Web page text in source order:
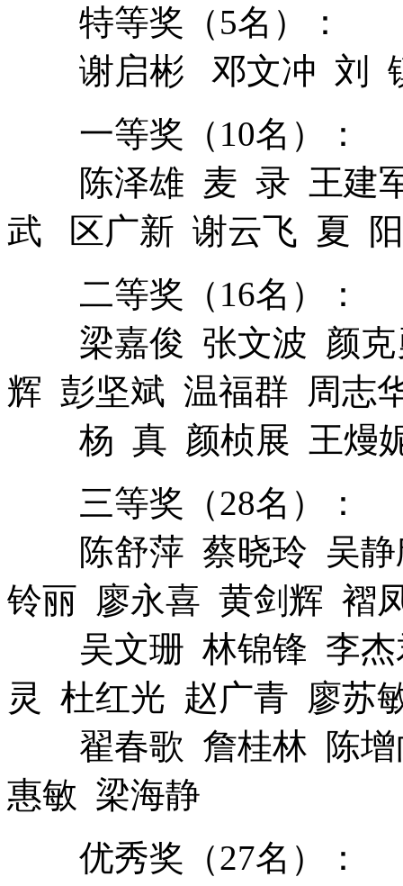
特等奖（5名）：
谢启彬 邓文冲 刘
一等奖（10名）：
陈泽雄 麦 录 王建军
武 区广新 谢云飞 夏 阳
二等奖（16名）：
梁嘉俊 张文波 颜克
辉 彭坚斌 温福群 周志
杨 真 颜桢展 王熳妮
三等奖（28名）：
陈舒萍 蔡晓玲 吴静
铃丽 廖永喜 黄剑辉 褶
吴文珊 林锦锋 李杰
灵 杜红光 赵广青 廖苏
翟春歌 詹桂林 陈增
惠敏 梁海静
优秀奖（27名）：